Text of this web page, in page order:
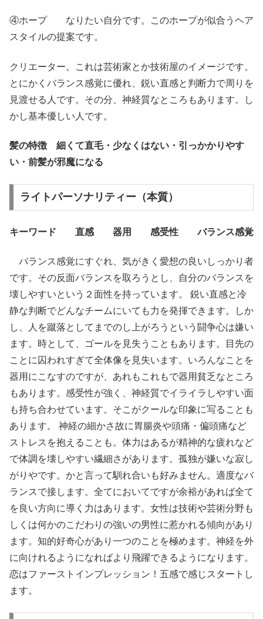
④ホープ なりたい自分です。このホープが似合うヘア
スタイルの提案です。
クリエーター。これは芸術家とか技術屋のイメージです。
とにかくバランス感覚に優れ、鋭い直感と判断力で周りを
見渡せる人です。その分、神経質なところもあります。し
かし基本優しい人です。
髪の特徴 細くて直毛・少なくはない・引っかかりやす
い・前髪が邪魔になる
ライトパーソナリティー（本質）
キーワード 直感 器用 感受性 バランス感覚
バランス感覚にすぐれ、気がきく愛想の良いしっかり者
です。その反面バランスを取ろうとし、自分のバランスを
壊しやすいという２面性を持っています。 鋭い直感と冷
静な判断でどんなチームにいても力を発揮できます。しか
し、人を蹴落としてまでのし上がろうという闘争心は嫌い
ます。時として、ゴールを見失うこともあります。目先の
ことに囚われすぎて全体像を見失います。いろんなことを
器用にこなすのですが、あれもこれもで器用貧乏なところ
もあります。感受性が強く、神経質でイライラしやすい面
も持ち合わせています。そこがクールな印象に写ることも
あります。 神経の細かさ故に胃腸炎や頭痛・偏頭痛など
ストレスを抱えることも。体力はあるが精神的な疲れなど
で体調を壊しやすい繊細さがあります。孤独が嫌いな寂し
がりやです。かと言って馴れ合いも好みません。適度なバ
ランスで接します。全てにおいてですが余裕があれば全て
を良い方向に導く力はあります。女性は技術や芸術分野も
しくは何かのこだわりの強いの男性に惹かれる傾向があり
ます。知的好奇心があり一つのことを極めます。神経を外
に向けれるようになればより飛躍できるようになります。
恋はファーストインプレッション！五感で感じスタートし
ます。